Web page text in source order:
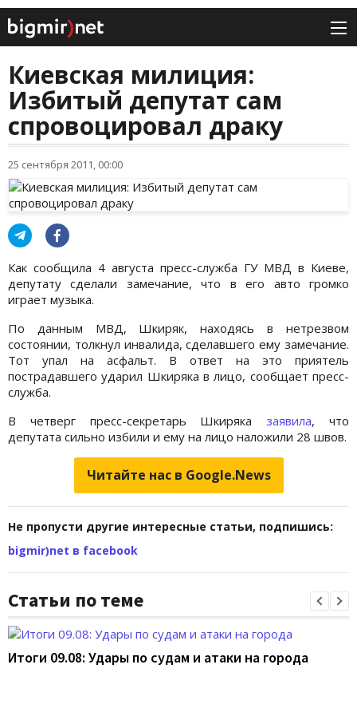
Киевская милиция:
Избитый депутат сам
спровоцировал драку
25 сентября 2011, 00:00
Как сообщила 4 августа пресс-служба ГУ МВД в Киеве,
депутату сделали замечание, что в его авто громко
играет музыка.
По данным МВД, Шкиряк, находясь в нетрезвом
состоянии, толкнул инвалида, сделавшего ему замечание.
Тот упал на асфальт. В ответ на это приятель
пострадавшего ударил Шкиряка в лицо, сообщает пресс-
служба.
В четверг пресс-секретарь Шкиряказаявила, что
депутата сильно избили и ему на лицо наложили 28 швов.
Читайте нас в Google.News
Не пропусти другие интересные статьи, подпишись:
bigmir)net в facebook
Статьи по теме
Итоги 09.08: Удары по судам и атаки на города